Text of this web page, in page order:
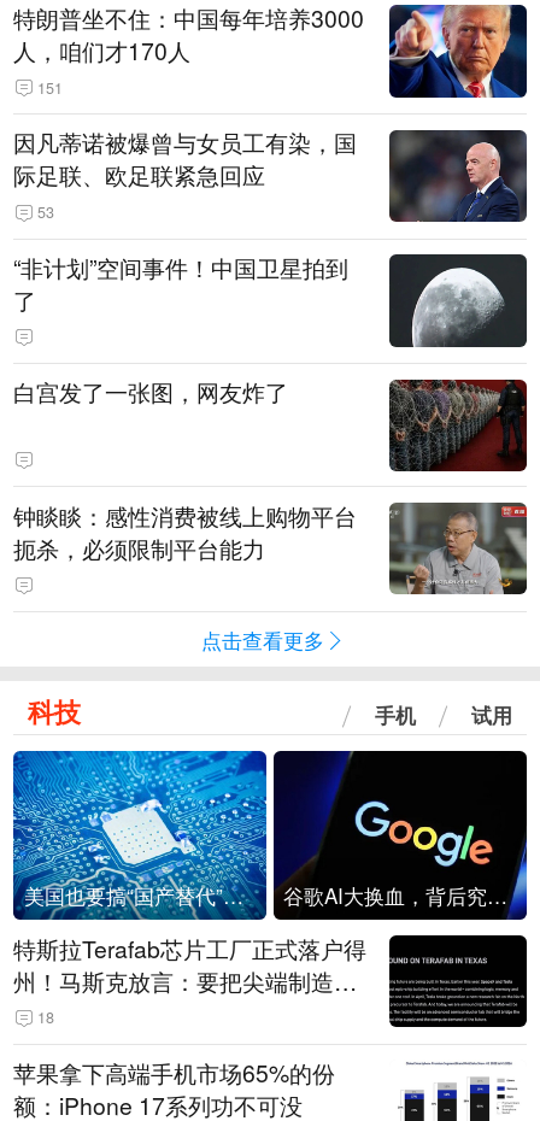
特朗普坐不住：中国每年培养3000
人，咱们才170人
151
因凡蒂诺被爆曾与女员工有染，国
际足联、欧足联紧急回应
53
“非计划”空间事件！中国卫星拍到
了
白宫发了一张图，网友炸了
钟睒睒：感性消费被线上购物平台
扼杀，必须限制平台能力
点击查看更多
科技 手机 试用
美国也要搞“国产替代”？先算清三笔账 谷歌AI大换血，背后究竟发生了什么？
特斯拉Terafab芯片工厂正式落户得
州！马斯克放言：要把尖端制造带
回美国
18
苹果拿下高端手机市场65%的份
额：iPhone 17系列功不可没